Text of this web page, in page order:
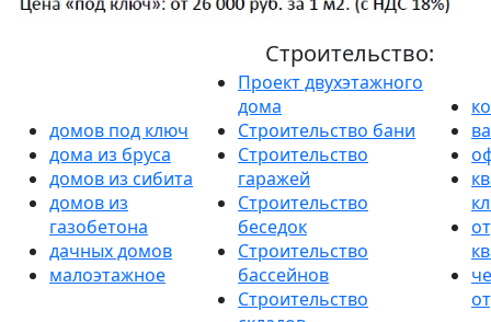
Строительство:
домов под ключ
дома из бруса
домов из сибита
домов из
газобетона
дачных домов
малоэтажное
Проект двухэтажного
дома
Строительство бани
Строительство
гаражей
Строительство
беседок
Строительство
бассейнов
Строительство